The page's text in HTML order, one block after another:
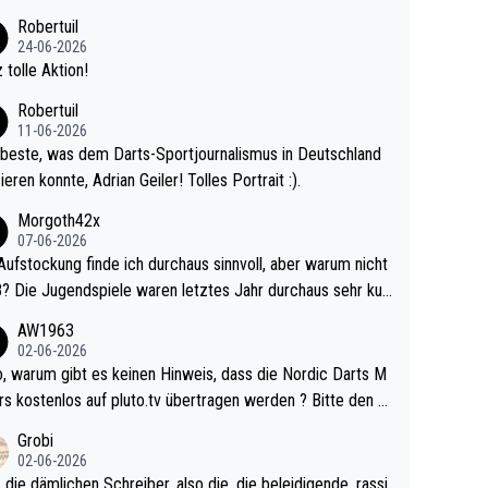
Da gewinnst keinen Blumentopf - ist ja n
eines Kreisligisten vs einem Bu
Robertuil
24-06-2026
tolle Aktion!
Robertuil
11-06-2026
was dem Darts-Sportjournalismus in Deutschland
konnte, Adrian Geiler! Tolles Portrait :).
Morgoth42x
07-06-2026
finde ich durchaus sinnvoll, aber warum nicht
sehr kur
Somit ändert die automatische Qualifikation des Weltm
nichts. Ich denke sie wollen damit für nächste
wenig WDF Turniere spielen. Dies war bei Archie Self l
Jahr der Fall. Er musste als amtierender Weltmeister d
AW1963
02-06-2026
M
kostenlos auf pluto.tv übertragen werden ? Bitte den A
Grobi
02-06-2026